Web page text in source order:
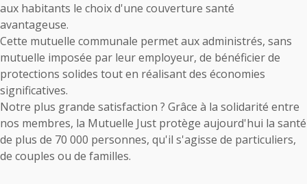
aux habitants le choix d'une couverture santé
avantageuse.
Cette mutuelle communale permet aux administrés, sans
mutuelle imposée par leur employeur, de bénéficier de
protections solides tout en réalisant des économies
significatives.
Notre plus grande satisfaction ? Grâce à la solidarité entre
nos membres, la Mutuelle Just protège aujourd'hui la santé
de plus de 70 000 personnes, qu'il s'agisse de particuliers,
de couples ou de familles.